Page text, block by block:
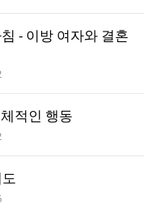
- 이방 여자와 결혼
회수
적인 행동
회수
회수